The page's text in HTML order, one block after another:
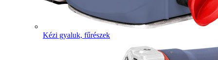
Kézi gyaluk, fűrészek